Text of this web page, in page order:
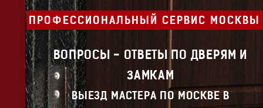
ПРОФЕССИОНАЛЬНЫЙ СЕРВИС МОСКВЫ
ВОПРОСЫ - ОТВЕТЫ ПО ДВЕРЯМ И
ЗАМКАМ
ВЫЕЗД МАСТЕРА ПО МОСКВЕ В